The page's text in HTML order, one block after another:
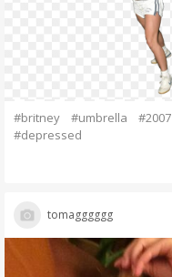
#britney #umbrella #2007
#depressed
tomagggggg